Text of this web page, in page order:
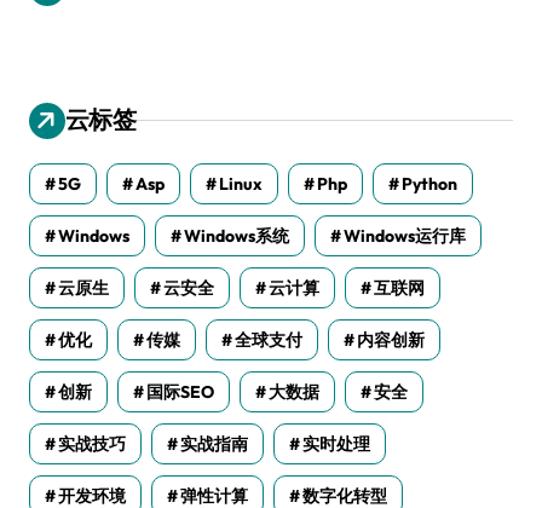
云标签
5G Asp Linux Php Python
Windows Windows系统 Windows运行库
云原生 云安全 云计算 互联网
优化 传媒 全球支付 内容创新
创新 国际SEO 大数据 安全
实战技巧 实战指南 实时处理
开发环境 弹性计算 数字化转型